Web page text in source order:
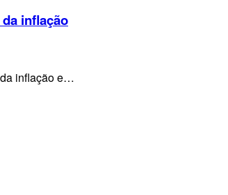
inflação
inflação e…